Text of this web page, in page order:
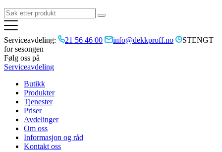
Serviceavdeling: 21 56 46 00 info@dekkproff.no
STENGT
for sesongen
Følg oss på
Serviceavdeling
Butikk
Produkter
Tjenester
Priser
Avdelinger
Om oss
Informasjon og råd
Kontakt oss